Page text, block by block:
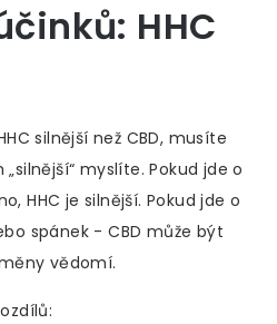
HHC
silnější než CBD, musíte
myslíte. Pokud jde o
HHC je silnější. Pokud jde o
spánek - CBD může být
vědomí.